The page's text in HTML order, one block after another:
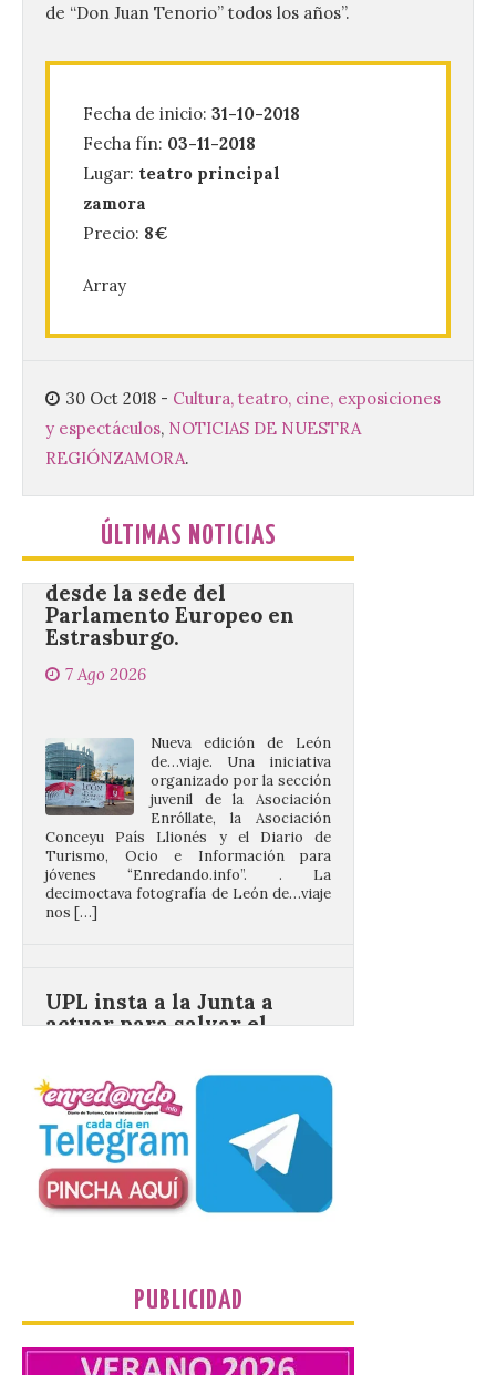
de “Don Juan Tenorio” todos los años”.
Fecha de inicio: 31-10-2018
Fecha fín: 03-11-2018
Lugar: teatro principal
zamora
Precio: 8€
Array
30 Oct 2018 - Cultura, teatro, cine, exposiciones
y espectáculos, NOTICIAS DE NUESTRA
REGIÓNZAMORA.
ÚLTIMAS NOTICIAS
de Dulces del Convento a
Gradefes
Tendrá lugar el 9 de
mejores dulces conventuales, tradición,
[…]
de León de…viaje nos llega
desde la sede del
Parlamento Europeo en
Estrasburgo.
7 Ago 2026
juvenil de la Asociación
Enróllate, la Asociación
Conceyu País Llionés y el Diario de
Turismo, Ocio e Información para
jóvenes “Enredando.info”. . La
decimoctava fotografía de León de…viaje
nos […]
castillo del Asmesnal, un
BIC en estado de ruina
Un Bien de Interés
Cultural abandonado
desde 1949. Los
procuradores leonesistas
plantean que la Junta
contacte cuanto antes con los
Unión del Pueblo […]
PUBLICIDAD